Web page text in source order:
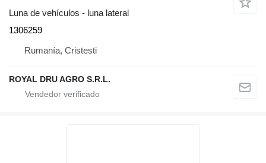
Luna de vehículos - luna lateral
1306259
Rumanía, Cristesti
ROYAL DRU AGRO S.R.L.